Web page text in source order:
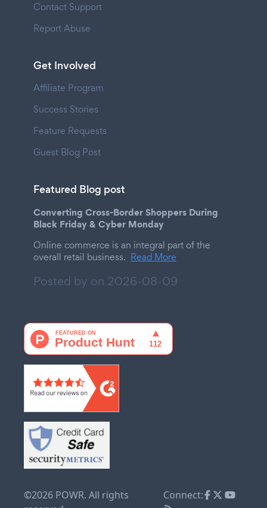
Contact Support
Report Abuse
Get Involved
Affiliate Program
Success Stories
Feature Requests
Guest Blog Post
Featured Blog post
Converting Cross-Border Shoppers During
Black Friday & Cyber Monday
Online commerce is an integral part of the
overall retail business. Read More
Posted by on 2026-08-09
©2026 POWR. All rights
Connect: